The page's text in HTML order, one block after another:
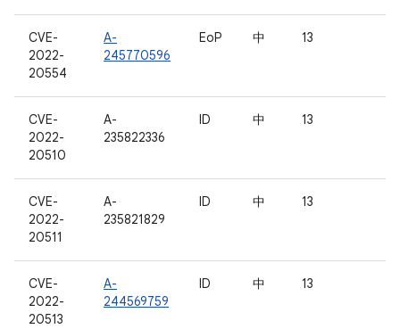
CVE-
2022-
20554
A-
245770596
EoP 中 13
CVE-
2022-
20510
A-
235822336
ID 中 13
CVE-
2022-
20511
A-
235821829
ID 中 13
CVE-
2022-
20513
A-
244569759
ID 中 13